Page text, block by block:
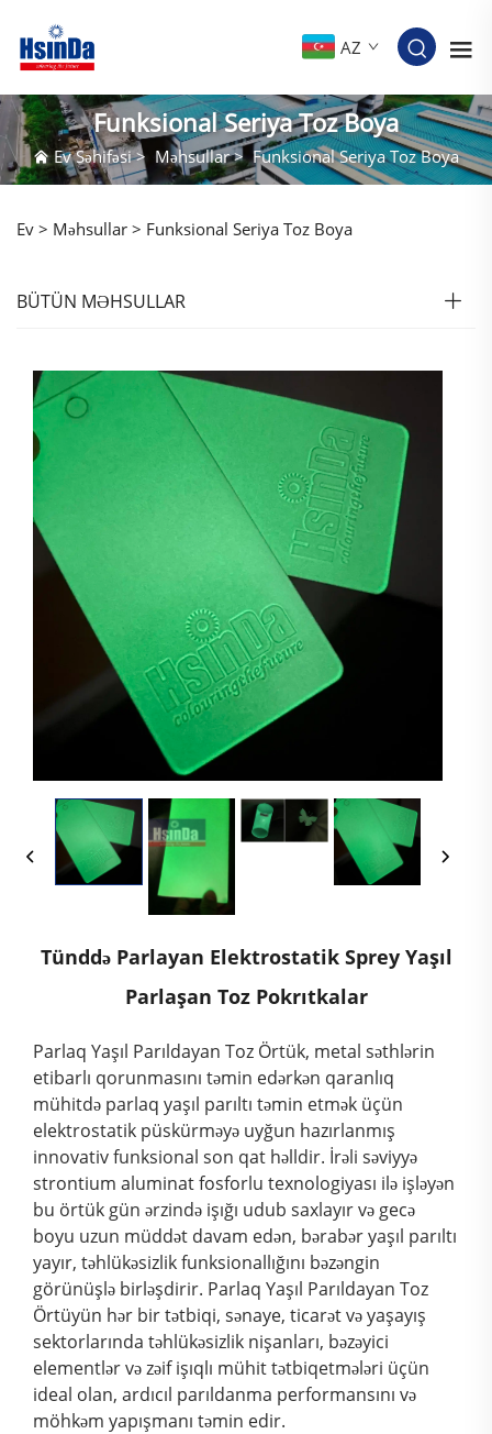
AZ
Funksional Seriya Toz Boya
Ev Səhifəsi> Məhsullar>Funksional Seriya Toz Boya
Ev > Məhsullar > Funksional Seriya Toz Boya
BÜTÜN MƏHSULLAR
Tünddə Parlayan Elektrostatik Sprey Yaşıl
Parlaşan Toz Pokrıtkalar
Parlaq Yaşıl Parıldayan Toz Örtük, metal səthlərin
etibarlı qorunmasını təmin edərkən qaranlıq
mühitdə parlaq yaşıl parıltı təmin etmək üçün
elektrostatik püskürməyə uyğun hazırlanmış
innovativ funksional son qat həlldir. İrəli səviyyə
strontium aluminat fosforlu texnologiyası ilə işləyən
bu örtük gün ərzində işığı udub saxlayır və gecə
boyu uzun müddət davam edən, bərabər yaşıl parıltı
yayır, təhlükəsizlik funksionallığını bəzəngin
görünüşlə birləşdirir. Parlaq Yaşıl Parıldayan Toz
Örtüyün hər bir tətbiqi, sənaye, ticarət və yaşayış
sektorlarında təhlükəsizlik nişanları, bəzəyici
elementlər və zəif işıqlı mühit tətbiqetmələri üçün
ideal olan, ardıcıl parıldanma performansını və
möhkəm yapışmanı təmin edir.